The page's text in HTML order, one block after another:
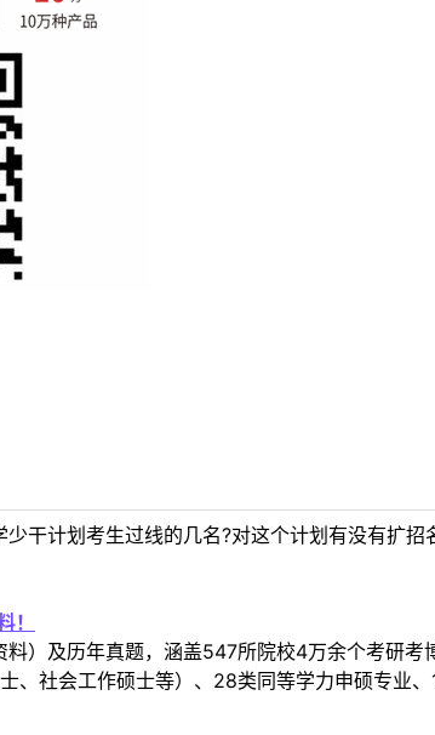
干计划考生过线的几名?对这个计划有没有扩招
！
）及历年真题，涵盖547所院校4万余个考研
、社会工作硕士等）、28类同等学力申硕专业、